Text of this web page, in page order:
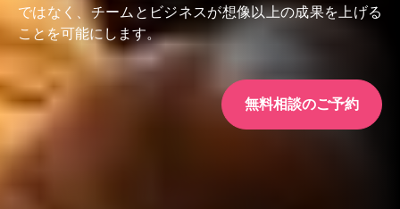
ではなく、チームとビジネスが想像以上の成果を上げる
ことを可能にします。
無料相談のご予約